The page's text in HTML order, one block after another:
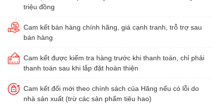
triệu đồng
Cam kết bán hàng chính hãng, giá cạnh tranh, trỗ trợ sau
bán hàng
Cam kết được kiểm tra hàng trước khi thanh toán, chỉ phải
thanh toán sau khi lắp đặt hoàn thiện
Cam kết đổi mới theo chính sách của Hãng nếu có lỗi do
nhà sản xuất (trừ các sản phẩm tiêu hao)